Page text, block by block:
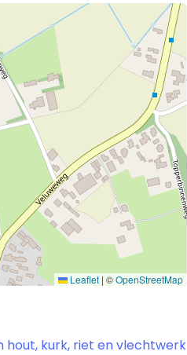
Leaflet | ©OpenStreetMap
hout, kurk, riet en vlechtwerk